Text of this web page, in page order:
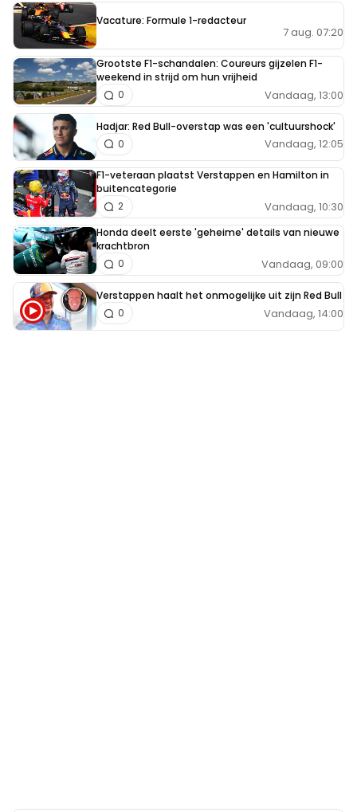
Vacature: Formule 1-redacteur
7 aug. 07:20
Grootste F1-schandalen: Coureurs gijzelen F1-
weekend in strijd om hun vrijheid
Vandaag, 13:00
0
Hadjar: Red Bull-overstap was een 'cultuurshock'
Vandaag, 12:05
0
F1-veteraan plaatst Verstappen en Hamilton in
buitencategorie
Vandaag, 10:30
2
Honda deelt eerste 'geheime' details van nieuwe
krachtbron
Vandaag, 09:00
0
Verstappen haalt het onmogelijke uit zijn Red Bull
Vandaag, 14:00
0